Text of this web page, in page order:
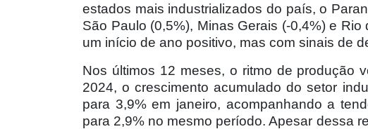
estados mais industrializados do país, o
São Paulo (0,5%), Minas Gerais (-0,4%) e
um início de ano positivo, mas com sinais de
Nos últimos 12 meses, o ritmo de produção
2024, o crescimento acumulado do setor
para 3,9% em janeiro, acompanhando a
para 2,9% no mesmo período. Apesar dessa